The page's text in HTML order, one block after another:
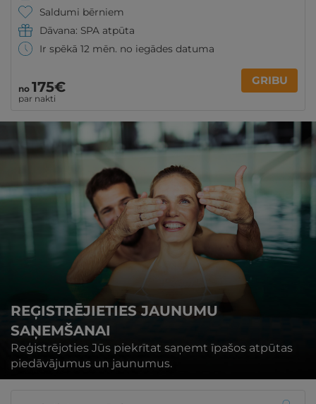
Saldumi bērniem
Dāvana: SPA atpūta
Ir spēkā 12 mēn. no iegādes datuma
no 175€
par nakti
GRIBU
REĢISTRĒJIETIES JAUNUMU
SAŅEMŠANAI
Reģistrējoties Jūs piekrītat saņemt īpašos atpūtas
piedāvājumus un jaunumus.